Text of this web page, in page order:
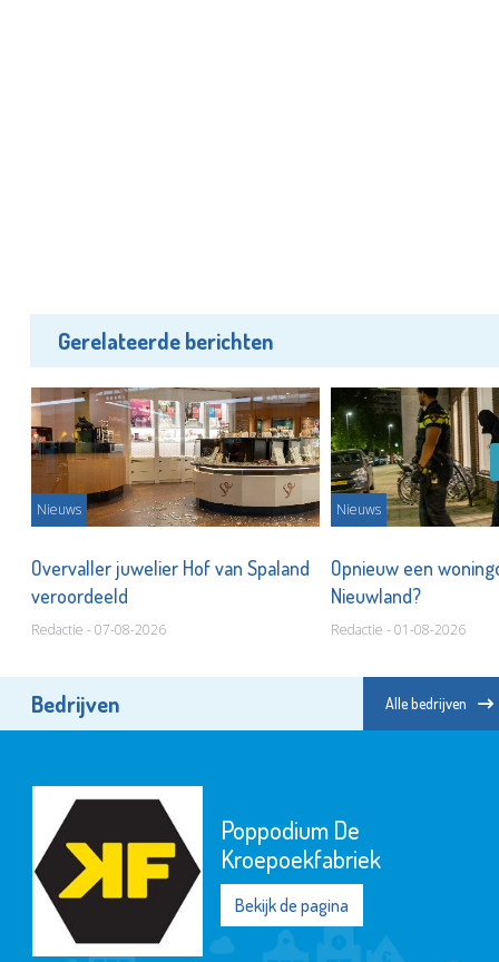
Gerelateerde berichten
Nieuws
Overvaller juwelier Hof van Spaland
veroordeeld
Redactie - 07-08-2026
Nieuws
Opnieuw een
Nieuwland?
Redactie - 01-08-2026
Bedrijven Alle bedrijven
Poppodium De
Kroepoekfabriek
Bekijk de pagina